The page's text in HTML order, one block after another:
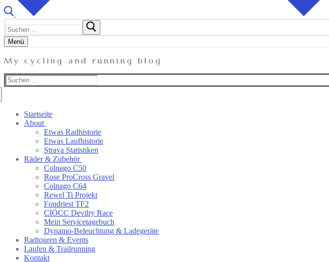
nach:
Menü
My cycling and running blog
Suchen
nach:
Startseite
About
Etwas Radhistorie
Etwas Laufhistorie
Strava Statistiken
Räder & Zubehör
Colnago C50
Rose ProCross Gravel
Colnago C64
Rewel Ti Projekt
Fondriest TF2
CIÖCC Devilry Race
Mein Servicetagebuch
Dynamo-Beleuchtung & Ladegeräte
Radtouren & Events
Laufen & Trailrunning
Kontakt